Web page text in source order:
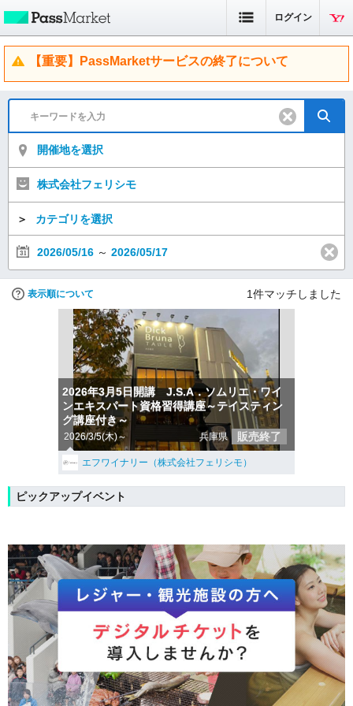
ログイン
【重要】PassMarketサービスの終了について
開催地を選択
株式会社フェリシモ
＞ カテゴリを選択
2026/05/16 ～ 2026/05/17
表示順について 1件マッチしました
2026年3月5日開講 J.S.A．ソムリエ・ワイ
ンエキスパート資格習得講座～テイスティン
グ講座付き～
2026/3/5(木)～ 兵庫県 販売終了
エフワイナリー（株式会社フェリシモ）
ピックアップイベント